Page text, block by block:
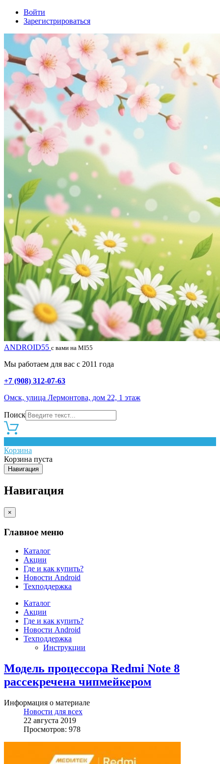
Войти
Зарегистрироваться
ANDROID55 с вами на MI55
Мы работаем для вас с 2011 года
+7 (908) 312-07-63
Омск, улица Лермонтова, дом 22, 1 этаж
Поиск
Корзина
Корзина пуста
Навигация
Навигация
×
Главное меню
Каталог
Акции
Где и как купить?
Новости Android
Техподдержка
Каталог
Акции
Где и как купить?
Новости Android
Техподдержка
Инструкции
Модель процессора Redmi Note 8
рассекречена чипмейкером
Информация о материале
Новости для всех
22 августа 2019
Просмотров: 978